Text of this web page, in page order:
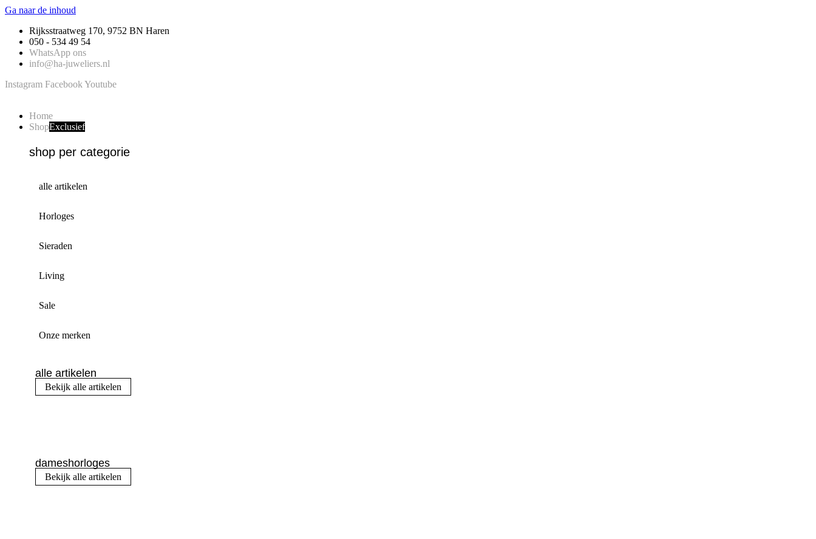
Ga naar de inhoud
Rijksstraatweg 170, 9752 BN Haren
050 - 534 49 54
WhatsApp ons
info@ha-juweliers.nl
Instagram Facebook Youtube
Home
ShopExclusief
shop per categorie
alle artikelen
Horloges
Sieraden
Living
Sale
Onze merken
alle artikelen
Bekijk alle artikelen
dameshorloges
Bekijk alle artikelen